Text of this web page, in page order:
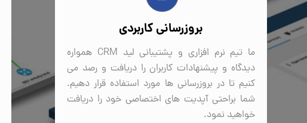
بروزرسانی کاربردی
ما تیم نرم افزاری و پشتیبانی لید CRM همواره
دیدگاه و پیشنهادات کاربران را دریافت و رصد می
کنیم تا در بروزرسانی ها مورد استفاده قرار دهیم.
شما براحتی آپدیت های اختصاصی خود را دریافت
خواهید نمود.